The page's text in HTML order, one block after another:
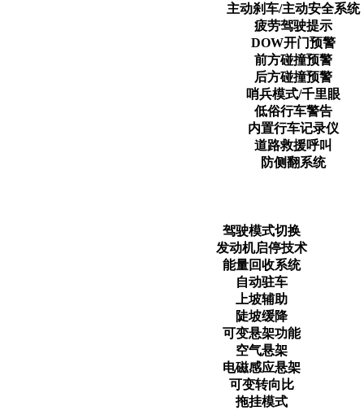
主动刹车/主动安全系统
疲劳驾驶提示
DOW开门预警
前方碰撞预警
后方碰撞预警
哨兵模式/千里眼
低俗行车警告
内置行车记录仪
道路救援呼叫
防侧翻系统
驾驶模式切换
发动机启停技术
能量回收系统
自动驻车
上坡辅助
陡坡缓降
可变悬架功能
空气悬架
电磁感应悬架
可变转向比
拖挂模式